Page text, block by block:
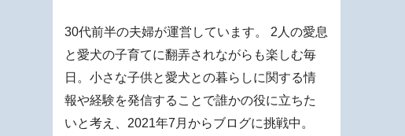
30代前半の夫婦が運営しています。 2人の愛息
と愛犬の子育てに翻弄されながらも楽しむ毎
日。小さな子供と愛犬との暮らしに関する情
報や経験を発信することで誰かの役に立ちた
いと考え、2021年7月からブログに挑戦中。